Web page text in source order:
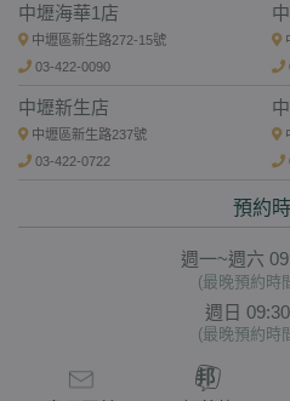
中壢海華1店
中壢區新生路272-15號
03-422-0090
中壢新生店
中壢區新生路237號
03-422-0722
預約
週一~週六
(最晚預約時
週日
(最晚預約時